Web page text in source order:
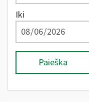
Iki
Paieška